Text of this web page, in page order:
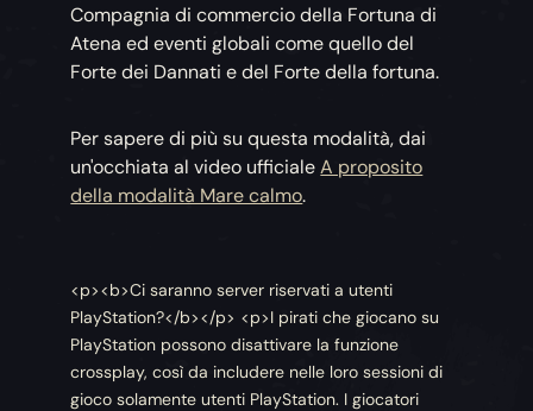
Compagnia di commercio della Fortuna di
Atena ed eventi globali come quello del
Forte dei Dannati e del Forte della fortuna.
Per sapere di più su questa modalità, dai
un'occhiata al video ufficialeA proposito
della modalità Mare calmo.
<p><b>Ci saranno server riservati a utenti
PlayStation?</b></p> <p>I pirati che giocano su
PlayStation possono disattivare la funzione
crossplay, così da includere nelle loro sessioni di
gioco solamente utenti PlayStation. I giocatori